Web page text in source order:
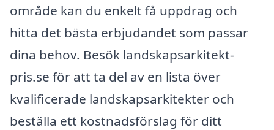
område kan du enkelt få uppdrag och
hitta det bästa erbjudandet som passar
dina behov. Besök landskapsarkitekt-
pris.se för att ta del av en lista över
kvalificerade landskapsarkitekter och
beställa ett kostnadsförslag för ditt